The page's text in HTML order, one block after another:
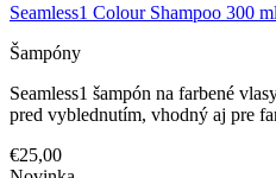
Seamless1 Colour Shampoo 300
Šampóny
Seamless1 šampón na farbené
pred vyblednutím, vhodný aj pre
€25,00